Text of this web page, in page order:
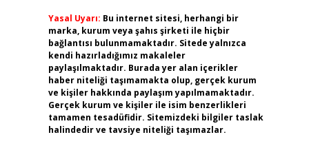
Yasal Uyarı: Bu internet sitesi, herhangi bir
marka, kurum veya şahıs şirketi ile hiçbir
bağlantısı bulunmamaktadır. Sitede yalnızca
kendi hazırladığımız makaleler
paylaşılmaktadır. Burada yer alan içerikler
haber niteliği taşımamakta olup, gerçek kurum
ve kişiler hakkında paylaşım yapılmamaktadır.
Gerçek kurum ve kişiler ile isim benzerlikleri
tamamen tesadüfidir. Sitemizdeki bilgiler taslak
halindedir ve tavsiye niteliği taşımazlar.